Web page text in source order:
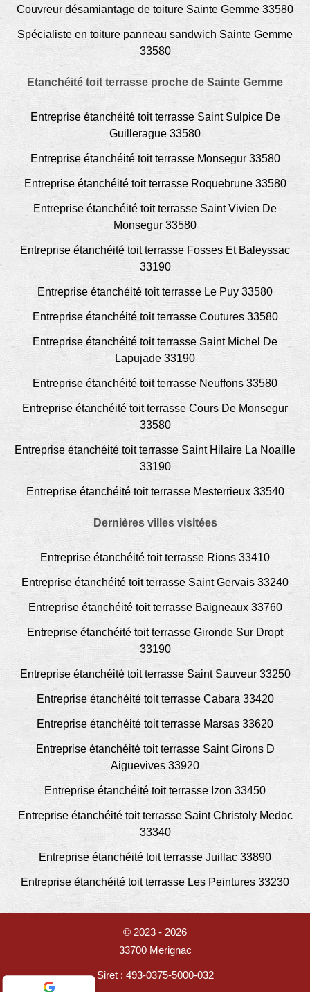
Couvreur désamiantage de toiture Sainte Gemme 33580
Spécialiste en toiture panneau sandwich Sainte Gemme
33580
Etanchéité toit terrasse proche de Sainte Gemme
Entreprise étanchéité toit terrasse Saint Sulpice De
Guillerague 33580
Entreprise étanchéité toit terrasse Monsegur 33580
Entreprise étanchéité toit terrasse Roquebrune 33580
Entreprise étanchéité toit terrasse Saint Vivien De
Monsegur 33580
Entreprise étanchéité toit terrasse Fosses Et Baleyssac
33190
Entreprise étanchéité toit terrasse Le Puy 33580
Entreprise étanchéité toit terrasse Coutures 33580
Entreprise étanchéité toit terrasse Saint Michel De
Lapujade 33190
Entreprise étanchéité toit terrasse Neuffons 33580
Entreprise étanchéité toit terrasse Cours De Monsegur
33580
Entreprise étanchéité toit terrasse Saint Hilaire La Noaille
33190
Entreprise étanchéité toit terrasse Mesterrieux 33540
Dernières villes visitées
Entreprise étanchéité toit terrasse Rions 33410
Entreprise étanchéité toit terrasse Saint Gervais 33240
Entreprise étanchéité toit terrasse Baigneaux 33760
Entreprise étanchéité toit terrasse Gironde Sur Dropt
33190
Entreprise étanchéité toit terrasse Saint Sauveur 33250
Entreprise étanchéité toit terrasse Cabara 33420
Entreprise étanchéité toit terrasse Marsas 33620
Entreprise étanchéité toit terrasse Saint Girons D
Aiguevives 33920
Entreprise étanchéité toit terrasse Izon 33450
Entreprise étanchéité toit terrasse Saint Christoly Medoc
33340
Entreprise étanchéité toit terrasse Juillac 33890
Entreprise étanchéité toit terrasse Les Peintures 33230
© 2023 - 2026
33700 Merignac
Siret : 493-0375-5000-032